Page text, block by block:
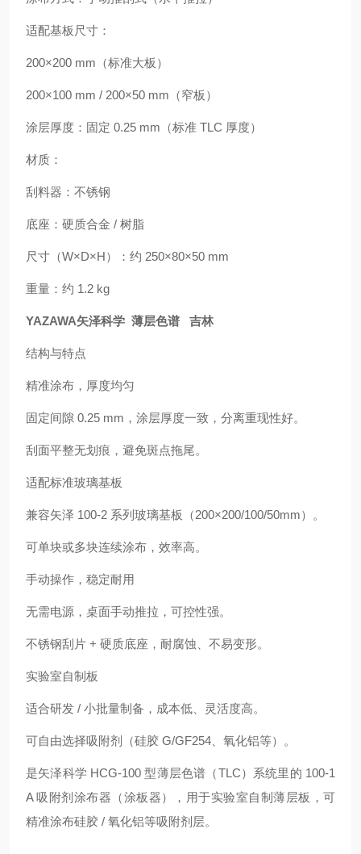
适配基板尺寸：
200×200 mm（标准大板）
200×100 mm / 200×50 mm（窄板）
涂层厚度：固定 0.25 mm（标准 TLC 厚度）
材质：
刮料器：不锈钢
底座：硬质合金 / 树脂
尺寸（W×D×H）：约 250×80×50 mm
重量：约 1.2 kg
YAZAWA矢泽科学 薄层色谱 吉林
结构与特点
精准涂布，厚度均匀
固定间隙 0.25 mm，涂层厚度一致，分离重现性好。
刮面平整无划痕，避免斑点拖尾。
适配标准玻璃基板
兼容矢泽 100-2 系列玻璃基板（200×200/100/50mm）。
可单块或多块连续涂布，效率高。
手动操作，稳定耐用
无需电源，桌面手动推拉，可控性强。
不锈钢刮片 + 硬质底座，耐腐蚀、不易变形。
实验室自制板
适合研发 / 小批量制备，成本低、灵活度高。
可自由选择吸附剂（硅胶 G/GF254、氧化铝等）。
是矢泽科学 HCG-100 型薄层色谱（TLC）系统里的 100-1
A 吸附剂涂布器（涂板器），用于实验室自制薄层板，可
精准涂布硅胶 / 氧化铝等吸附剂层。